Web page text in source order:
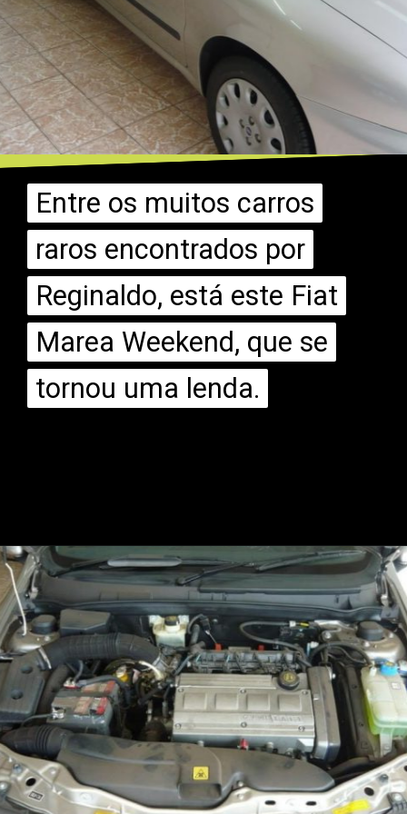
Entre os muitos carros
raros encontrados por
Reginaldo, está este Fiat
Marea Weekend, que se
tornou uma lenda.
Entre os muitos carros
raros encontrados por
Reginaldo, está este Fiat
Marea Weekend, que se
tornou uma lenda.
Opening https://mundofixa.com.br/viuva-guarda-marea-weekeend-0km-por-13-anos-na-garagem-18-fotos/